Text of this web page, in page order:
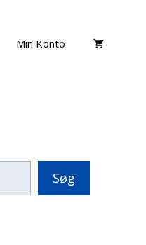
Min Konto
Søg